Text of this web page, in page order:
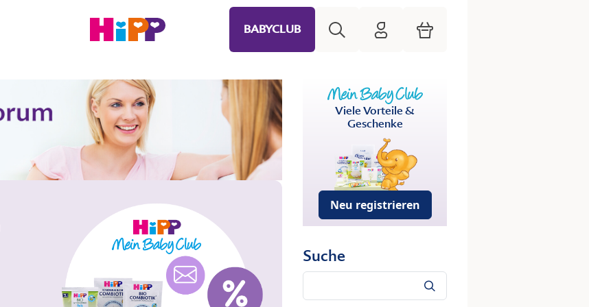
BABYCLUB HiPP Mein Babyclub
Warenkorb
Viele Vorteile &
Geschenke
Neu registrieren
Suche